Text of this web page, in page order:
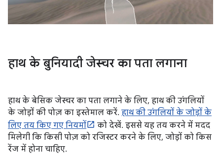
हाथ के बुनियादी जेस्चर का पता लगाना
हाथ के बेसिक जेस्चर का पता लगाने के लिए, हाथ की उंगलियों
के जोड़ों की पोज़ का इस्तेमाल करें. हाथ की उंगलियों के जोड़ों के
लिए तय किए गए नियमों
को देखें. इससे यह तय करने में मदद
मिलेगी कि किसी पोज़ को रजिस्टर करने के लिए, जोड़ों को किस
रेंज में होना चाहिए.